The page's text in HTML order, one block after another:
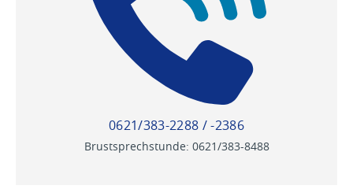
0621/383-2288 / -2386
Brustsprechstunde: 0621/383-8488